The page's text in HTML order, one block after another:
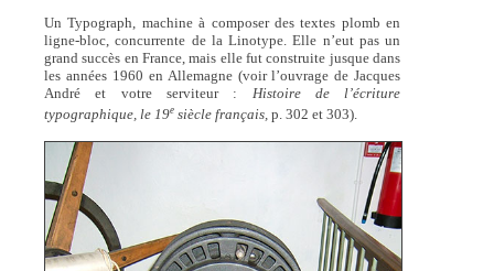
Un Typograph, machine à composer des textes plomb en
ligne-bloc, concurrente de la Linotype. Elle n’eut pas un
grand succès en France, mais elle fut construite jusque dans
les années 1960 en Allemagne (voir l’ouvrage de Jacques
André et votre serviteur : Histoire de l’écriture
typographique, le 19esiècle français,p. 302 et 303).